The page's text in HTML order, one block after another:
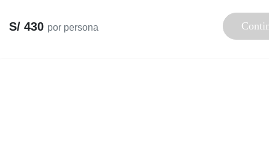
S/ 430 por persona